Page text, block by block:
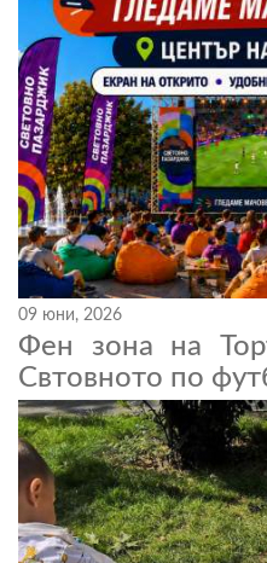
09 юни, 2026
Фен зона на
Свтовното по